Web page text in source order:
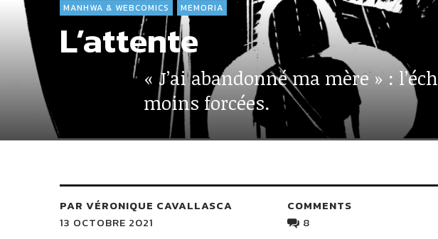
MANHWA & WEBCOMICS MEMORIA
L’attente
« J’ai abandonné ma mère » :
moins forcées.
PAR VÉRONIQUE CAVALLASCA
13 OCTOBRE 2021
COMMENTS
8